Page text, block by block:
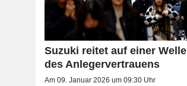
Suzuki reitet auf einer Welle
des Anlegervertrauens
Am 09. Januar 2026 um 09:30 Uhr